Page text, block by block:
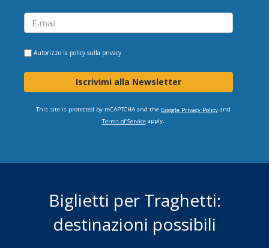
Autorizzo la policy sulla privacy
Iscrivimi alla Newsletter
This site is protected by reCAPTCHA and the Google Privacy Policyand
Terms of Serviceapply.
Biglietti per Traghetti:
destinazioni possibili